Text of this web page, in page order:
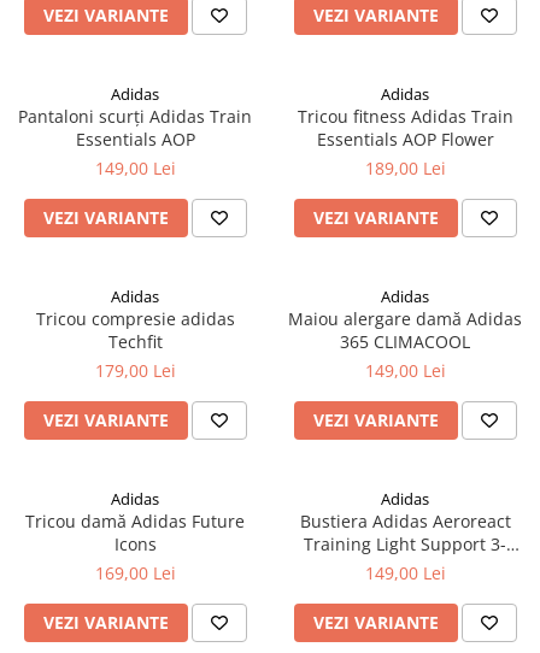
VEZI VARIANTE VEZI VARIANTE
Adidas
Pantaloni scurți Adidas Train
Essentials AOP
149,00 Lei
VEZI VARIANTE
Adidas
Tricou fitness Adidas Train
Essentials AOP Flower
189,00 Lei
VEZI VARIANTE
Adidas
Tricou compresie adidas
Techfit
179,00 Lei
VEZI VARIANTE
Adidas
Maiou alergare damă Adidas
365 CLIMACOOL
149,00 Lei
VEZI VARIANTE
Adidas
Tricou damă Adidas Future
Icons
169,00 Lei
VEZI VARIANTE
Adidas
Bustiera Adidas Aeroreact
Training Light Support 3-
Stripes
149,00 Lei
VEZI VARIANTE